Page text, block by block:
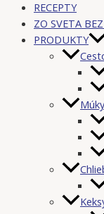
RECEPTY
ZO SVETA
PRODUKTY
Múky